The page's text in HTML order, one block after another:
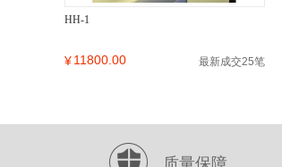
HH-1
¥11800.00 最新成交25笔
质量保障